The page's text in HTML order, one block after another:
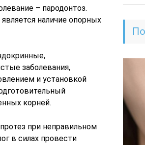
– пародонтоз.
наличие опорных
заболевания,
и установкой
корней.
при неправильном
в силах провести